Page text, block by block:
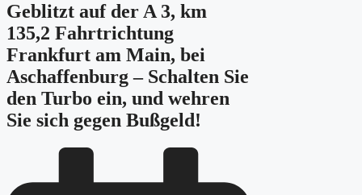
Geblitzt auf der A 3, km
135,2 Fahrtrichtung
Frankfurt am Main, bei
Aschaffenburg – Schalten Sie
den Turbo ein, und wehren
Sie sich gegen Bußgeld!